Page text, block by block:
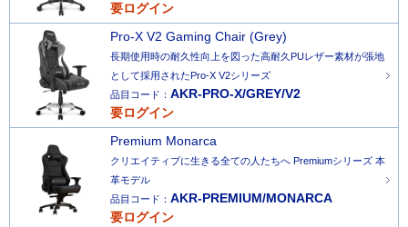
要ログイン
Pro-X V2 Gaming Chair (Grey)
長期使用時の耐久性向上を図った高耐久PUレザー素材が張地
として採用されたPro-X V2シリーズ
品目コード： AKR-PRO-X/GREY/V2
要ログイン
Premium Monarca
クリエイティブに生きる全ての人たちへ Premiumシリーズ 本
革モデル
品目コード： AKR-PREMIUM/MONARCA
要ログイン